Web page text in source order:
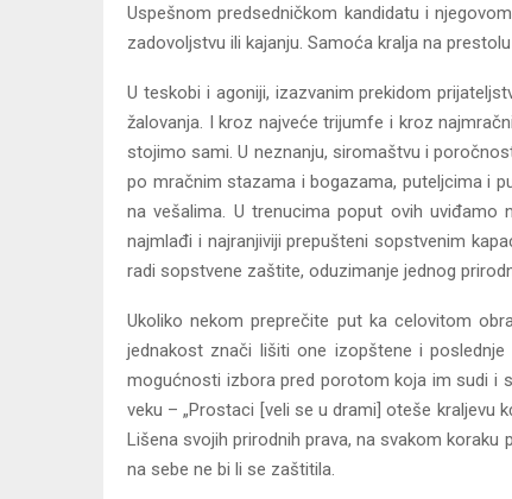
Uspešnom predsedničkom kandidatu i
zadovoljstvu ili kajanju. Samoća kralja na
U teskobi i agoniji, izazvanim prekidom
žalovanja. I kroz najveće trijumfe i kroz
stojimo sami. U neznanju, siromaštvu i
po mračnim stazama i bogazama, puteljcima i
na vešalima. U trenucima poput ovih uviđamo
najmlađi i najranjiviji prepušteni sopstvenim
radi sopstvene zaštite, oduzimanje jednog
Ukoliko nekom preprečite put ka celovitom
jednakost znači lišiti one izopštene i
mogućnosti izbora pred porotom koja im sudi i
veku – „Prostaci [veli se u drami] oteše kraljevu
Lišena svojih prirodnih prava, na svakom
na sebe ne bi li se zaštitila.